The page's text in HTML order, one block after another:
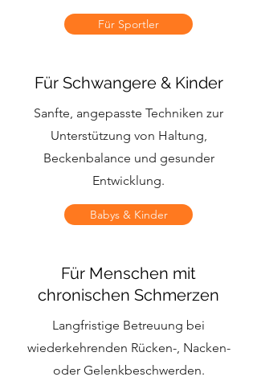
Für Sportler
Für Schwangere & Kinder
Sanfte, angepasste Techniken zur
Unterstützung von Haltung,
Beckenbalance und gesunder
Entwicklung.
Babys & Kinder
Für Menschen mit
chronischen Schmerzen
Langfristige Betreuung bei
wiederkehrenden Rücken-, Nacken-
oder Gelenkbeschwerden.